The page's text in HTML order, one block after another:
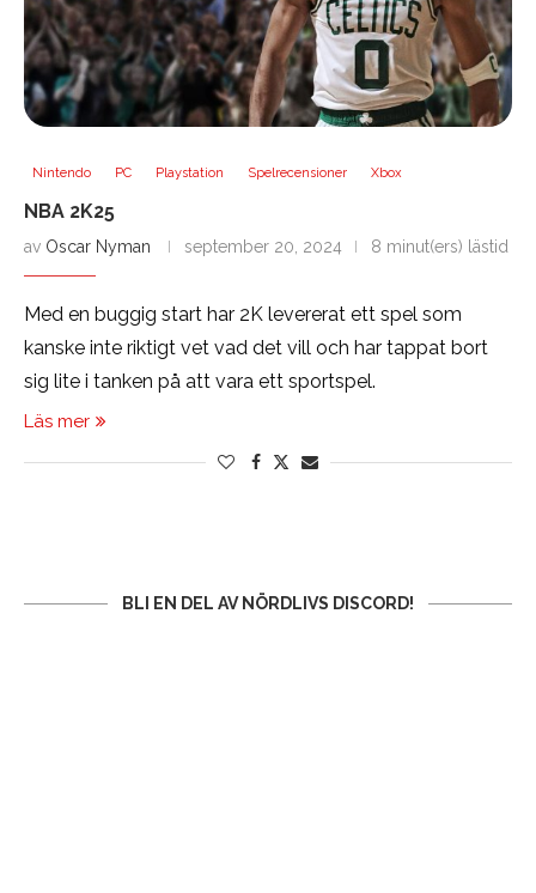
Nintendo PC Playstation Spelrecensioner Xbox
NBA 2K25
av Oscar Nyman september 20, 2024 8 minut(ers) lästid
Med en buggig start har 2K levererat ett spel som
kanske inte riktigt vet vad det vill och har tappat bort
sig lite i tanken på att vara ett sportspel.
Läs mer
BLI EN DEL AV NÖRDLIVS DISCORD!